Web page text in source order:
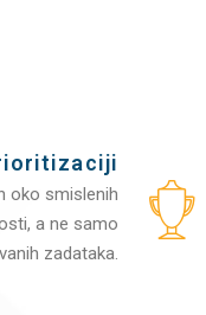
oko smislenih
a ne samo
zadataka.